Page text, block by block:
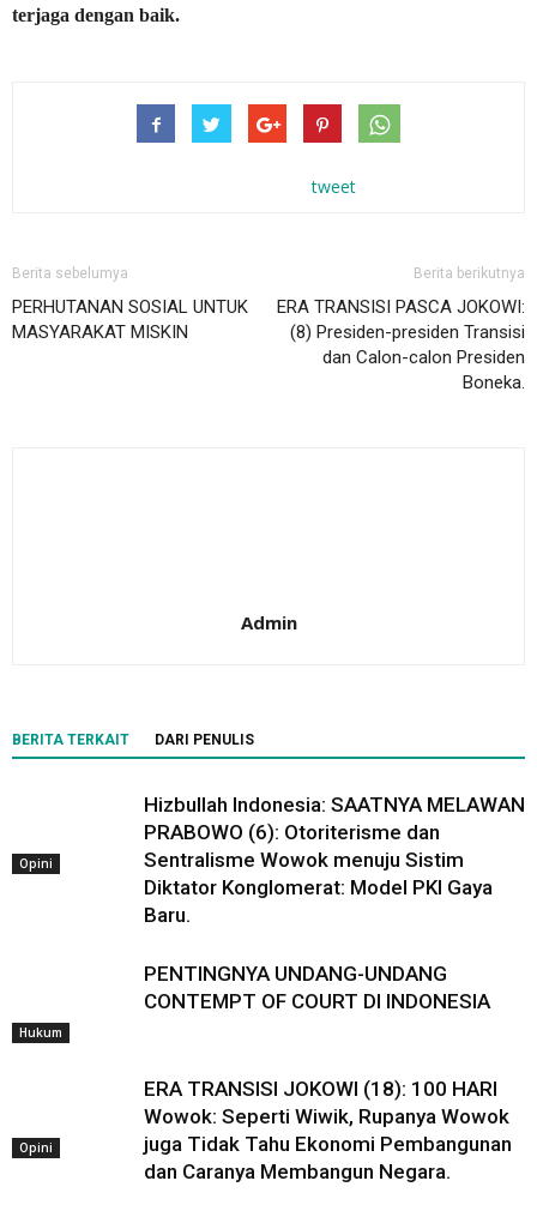
terjaga dengan baik.
tweet
Berita sebelumya
PERHUTANAN SOSIAL UNTUK
MASYARAKAT MISKIN
Berita berikutnya
ERA TRANSISI PASCA JOKOWI:
(8) Presiden-presiden Transisi
dan Calon-calon Presiden
Boneka.
Admin
BERITA TERKAIT DARI PENULIS
Opini
Hizbullah Indonesia: SAATNYA MELAWAN
PRABOWO (6): Otoriterisme dan
Sentralisme Wowok menuju Sistim
Diktator Konglomerat: Model PKI Gaya
Baru.
Hukum
PENTINGNYA UNDANG-UNDANG
CONTEMPT OF COURT DI INDONESIA
Opini
ERA TRANSISI JOKOWI (18): 100 HARI
Wowok: Seperti Wiwik, Rupanya Wowok
juga Tidak Tahu Ekonomi Pembangunan
dan Caranya Membangun Negara.